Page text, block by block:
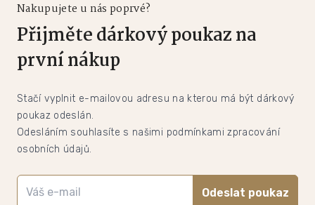
Nakupujete u nás poprvé?
Přijměte dárkový poukaz na
první nákup
Stačí vyplnit e-mailovou adresu na kterou má být dárkový
poukaz odeslán.
Odesláním souhlasíte s našimi podmínkami zpracování
osobních údajů.
Odeslat poukaz